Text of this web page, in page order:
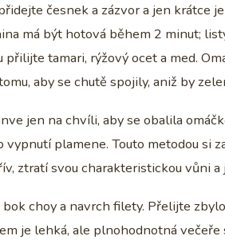
česnek a zázvor a jen krátce
má být hotová během 2 minut;
tamari, rýžový ocet a med.
aby se chutě spojily, aniž by
jen na chvíli, aby se obalila
vypnutí plamene. Touto metodou si
ztratí svou charakteristickou vůni a
choy a navrch filety. Přelijte
je lehká, ale plnohodnotná